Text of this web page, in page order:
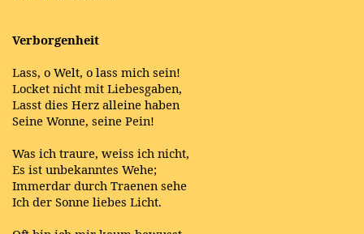
Verborgenheit
Lass, o Welt, o lass mich sein!
Locket nicht mit Liebesgaben,
Lasst dies Herz alleine haben
Seine Wonne, seine Pein!
Was ich traure, weiss ich nicht,
Es ist unbekanntes Wehe;
Immerdar durch Traenen sehe
Ich der Sonne liebes Licht.